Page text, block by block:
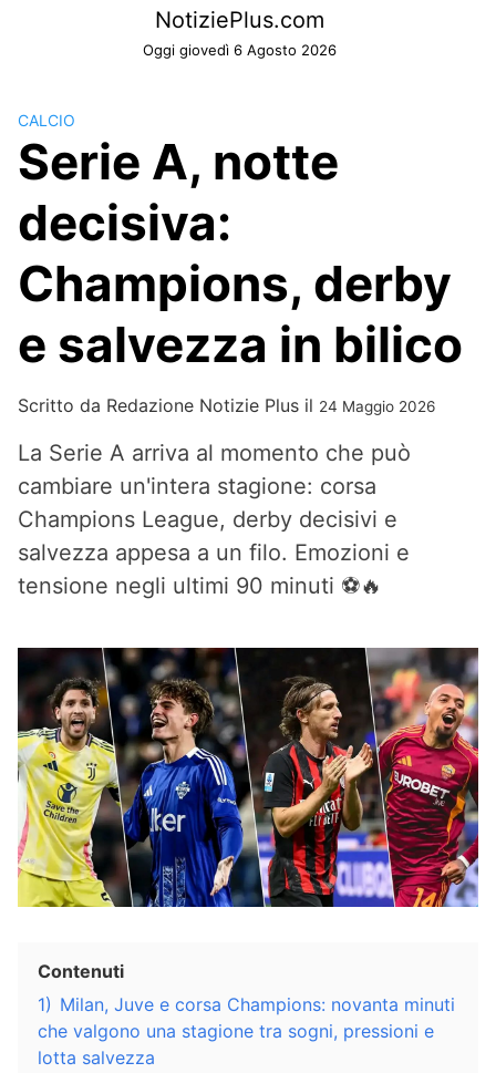
NotiziePlus.com
Oggi giovedì 6 Agosto 2026
CALCIO
Serie A, notte
decisiva:
Champions, derby
e salvezza in bilico
Scritto da Redazione Notizie Plus il 24 Maggio 2026
La Serie A arriva al momento che può
cambiare un'intera stagione: corsa
Champions League, derby decisivi e
salvezza appesa a un filo. Emozioni e
tensione negli ultimi 90 minuti ⚽🔥
Contenuti
1) Milan, Juve e corsa Champions: novanta minuti
che valgono una stagione tra sogni, pressioni e
lotta salvezza